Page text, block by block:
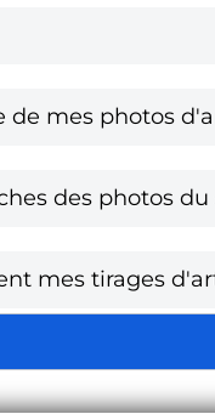
mes photos
des photos du
mes tirages